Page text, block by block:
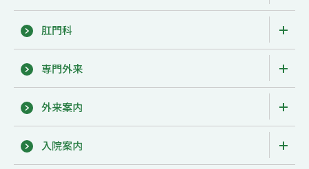
肛門科
専門外来
外来案内
入院案内